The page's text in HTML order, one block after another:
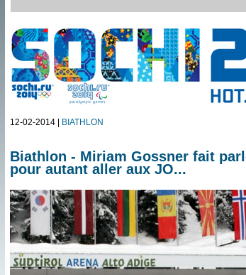
12-02-2014 | BIATHLON
Biathlon - Miriam Gossner fait
pour autant aller aux JO...